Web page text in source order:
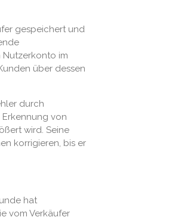
gespeichert und
im
über dessen
durch
von
wird. Seine
korrigieren, bis er
hat
vom Verkäufer